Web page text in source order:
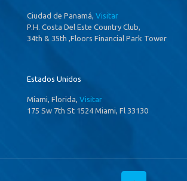
Ciudad de Panamá, Visitar
P.H. Costa Del Este Country Club,
34th & 35th ,Floors Financial Park Tower
Estados Unidos
Miami, Florida, Visitar
175 Sw 7th St 1524 Miami, Fl 33130